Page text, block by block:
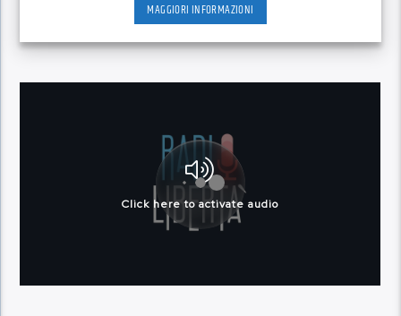
MAGGIORI INFORMAZIONI